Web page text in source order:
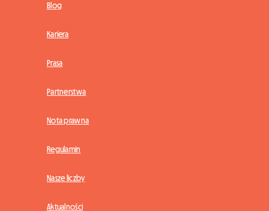
Blog
Kariera
Prasa
Partnerstwa
Nota prawna
Regulamin
Nasze liczby
Aktualności